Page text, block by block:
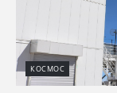
КОСМОС